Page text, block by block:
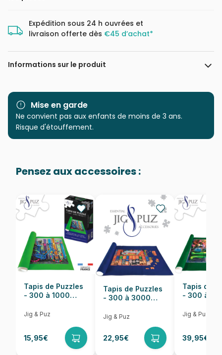
Expédition sous 24 h ouvrées et
livraison offerte dès €45 d’achat*
Informations sur le produit
Marque
Clementoni, le Puzzle
Catégorie
EAN 8005125293216
Nombre de pièces 180 pièces
Dimensions 48 x 33 cm
Mise en garde
Ne convient pas aux enfants de moins de 3 ans.
Risque d'étouffement.
Pensez aux accessoires :
Tapis de Puzzles
- 300 à 1000
Jig & Puz
15,95€
Tapis de Puzzles
- 300 à 3000
Jig & Puz
22,95€
Tapis de
- 300 à
Jig & Puz
39,95€